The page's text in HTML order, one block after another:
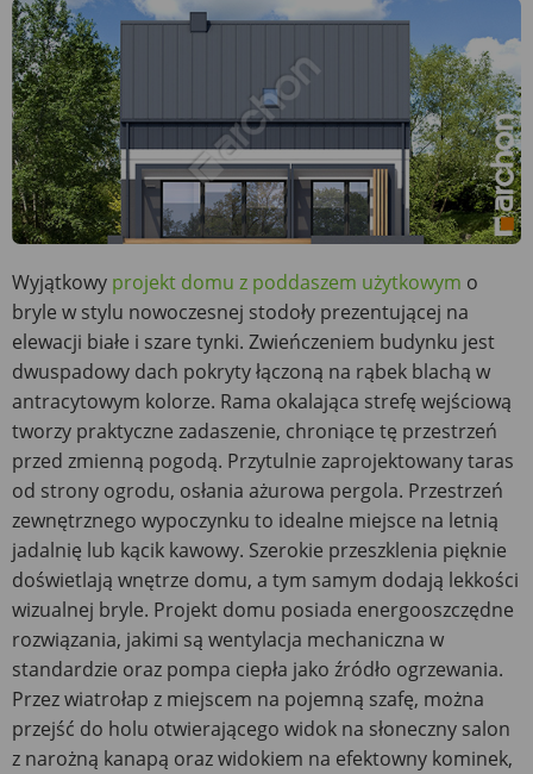
Wyjątkowy projekt domu z poddaszem użytkowym o
bryle w stylu nowoczesnej stodoły prezentującej na
elewacji białe i szare tynki. Zwieńczeniem budynku jest
dwuspadowy dach pokryty łączoną na rąbek blachą w
antracytowym kolorze. Rama okalająca strefę wejściową
tworzy praktyczne zadaszenie, chroniące tę przestrzeń
przed zmienną pogodą. Przytulnie zaprojektowany taras
od strony ogrodu, osłania ażurowa pergola. Przestrzeń
zewnętrznego wypoczynku to idealne miejsce na letnią
jadalnię lub kącik kawowy. Szerokie przeszklenia pięknie
doświetlają wnętrze domu, a tym samym dodają lekkości
wizualnej bryle. Projekt domu posiada energooszczędne
rozwiązania, jakimi są wentylacja mechaniczna w
standardzie oraz pompa ciepła jako źródło ogrzewania.
Przez wiatrołap z miejscem na pojemną szafę, można
przejść do holu otwierającego widok na słoneczny salon
z narożną kanapą oraz widokiem na efektowny kominek,